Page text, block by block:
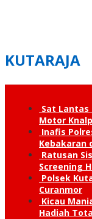
KUTARAJA
Sat Lantas
Motor
Inafis
Kebakaran
Ratusan
Screening
Polsek
Curanmor
Kicau
Hadiah